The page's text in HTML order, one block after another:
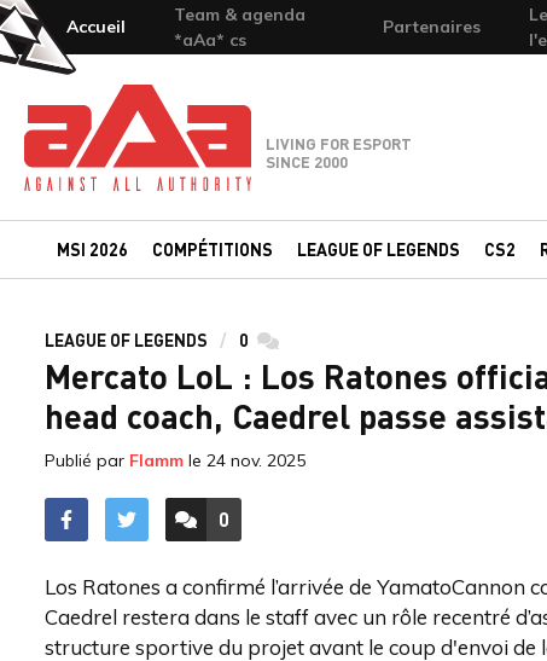
Accueil
Team & agenda
*aAa* cs
Partenaires
Team-aAa - against All authority
LIVING FOR ESPORT
SINCE 2000
MSI 2026 COMPÉTITIONS LEAGUE OF LEGENDS CS2
LEAGUE OF LEGENDS 0 commentaires
Mercato LoL : Los Ratones
head coach, Caedrel passe
Publié par Flamm le 24 nov. 2025
ACCÉDER AUX
0
COMMENTAIRES
Los Ratones a confirmé l’arrivée de YamatoCannon
Caedrel restera dans le staff avec un rôle recentré
structure sportive du projet avant le coup d'envoi de